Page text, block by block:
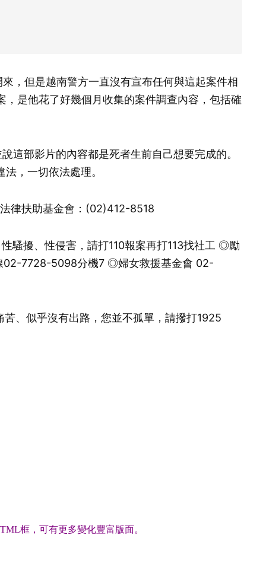
，但是越南警方一直沒有宣布任何與這起案件相
是他花了好幾個月收集的案件調查內容，包括確
這部影片的內容都是死者生前自己想要完成的。
，一切依法處理。
律扶助基金會：(02)412-8518
騷擾、性侵害，請打110報案再打113找社工 ◎勵
02-7728-5098分機7 ◎婦女救援基金會 02-
、似乎沒有出路，您並不孤單，請撥打1925
框，可有更多變化豐富版面。